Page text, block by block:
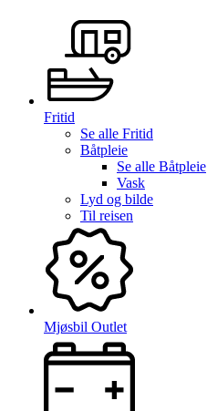
Fritid
Se alle Fritid
Båtpleie
Se alle Båtpleie
Vask
Lyd og bilde
Til reisen
Mjøsbil Outlet